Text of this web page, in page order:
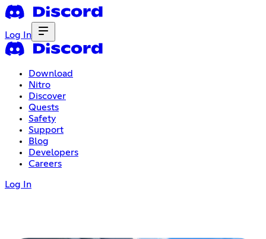
Log In
Download
Nitro
Discover
Quests
Safety
Support
Blog
Developers
Careers
Log In